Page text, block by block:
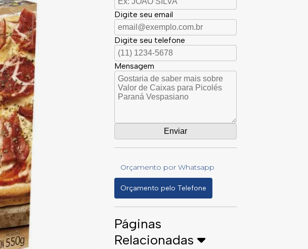
Digite seu email
Digite seu telefone
Mensagem
Orçamento por Whatsapp
Orçamento pelo Telefone
Páginas
Relacionadas